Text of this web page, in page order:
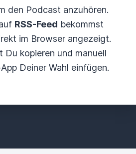
den Podcast anzuhören.
RSS-Feed bekommst
im Browser angezeigt.
Du kopieren und manuell
Deiner Wahl einfügen.